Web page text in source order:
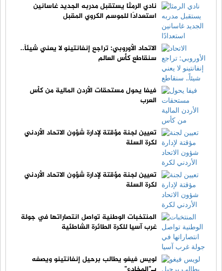
نادي الرمثا يستقبل مدربه الجديد غاسانين
استعدادًا للموسم الكروي المقبل
الاتحاد الأوروبي: تراجع إنفانتينو لا يعني شيئاً..
سنقاطع كأس العالم
فيفا يحول مستحقات الأردن المالية من كأس
العرب
تعيين لجنة مؤقتة لإدارة شؤون الاتحاد الأردني
لكرة السلة
تعيين لجنة مؤقتة لإدارة شؤون الاتحاد الأردني
لكرة السلة
المنتخبات الوطنية تواصل انتصاراتها في جولة
غرب آسيا للكرة الطائرة الشاطئية
لويس فيغو يطالب برحيل إنفانتينو ويصفه